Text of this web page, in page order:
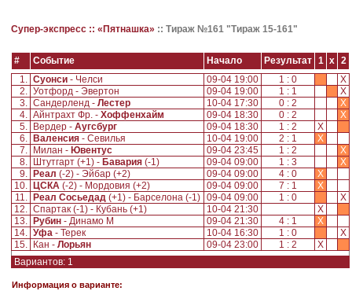
Супер-экспресс :: «Пятнашка» :: Тираж №161 "Тираж 15-161"
# Событие Начало Результат 1 x 2
1. Суонси - Челси 09-04 19:00 1 : 0
X
2. Уотфорд - Эвертон 09-04 19:00 1 : 1
X
3. Сандерленд - Лестер 10-04 17:30 0 : 2
X
4. Айнтрахт Фр. - Хоффенхайм 09-04 18:30 0 : 2
X
5.
Вердер - Аугсбург 09-04 18:30 1 : 2
X
6.
Валенсия - Севилья 10-04 19:00 2 : 1
X
7.
Милан - Ювентус 09-04 23:45 1 : 2
X
8.
Штутгарт (+1) - Бавария (-1) 09-04 09:00 1 : 3
X
9.
Реал (-2) - Эйбар (+2) 09-04 09:00 4 : 0
X
10.
ЦСКА (-2) - Мордовия (+2) 09-04 09:00 7 : 1
X
11.
Реал Сосьедад (+1) - Барселона (-1) 09-04 09:00 1 : 0
X
12. Спартак (-1) - Кубань (+1) 10-04 21:30
X
13.
Рубин - Динамо М 09-04 21:30 4 : 1
X
14. Уфа - Терек 10-04 16:30 1 : 0
X
15.
Кан - Лорьян 09-04 23:00 1 : 2
X
Вариантов: 1
Информация о варианте: